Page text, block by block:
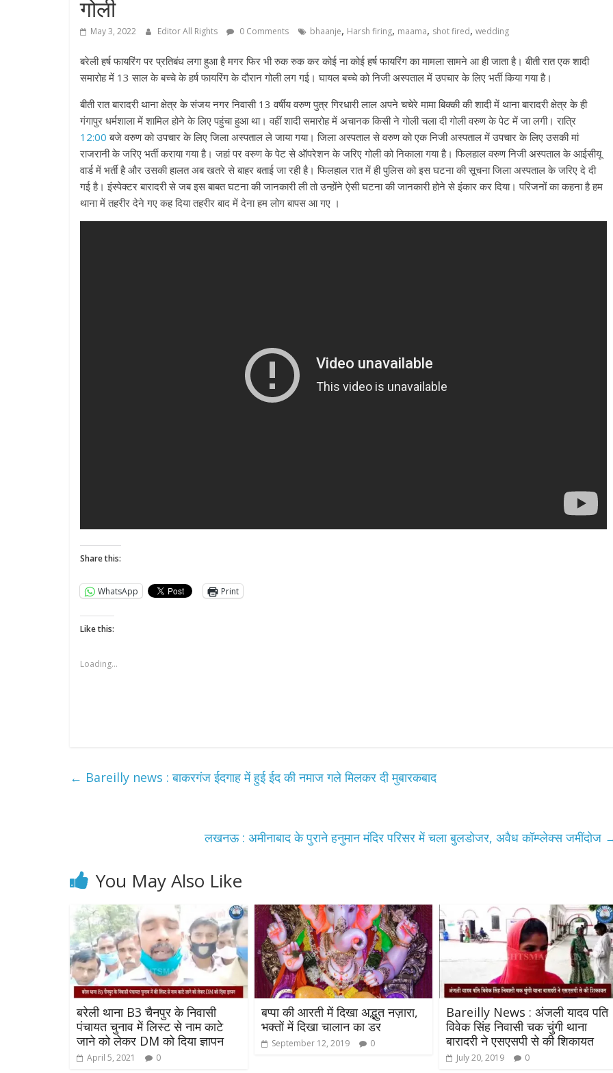
गोली
May 3, 2022 Editor All Rights 0 Comments bhaanje, Harsh firing, maama, shot fired, wedding
बरेली हर्ष फायरिंग पर प्रतिबंध लगा हुआ है मगर फिर भी रुक रुक कर कोई ना कोई हर्ष फायरिंग का मामला सामने आ ही जाता है। बीती रात एक शादी
समारोह में 13 साल के बच्चे के हर्ष फायरिंग के दौरान गोली लग गई। घायल बच्चे को निजी अस्पताल में उपचार के लिए भर्ती किया गया है।
बीती रात बारादरी थाना क्षेत्र के संजय नगर निवासी 13 वर्षीय वरुण पुत्र गिरधारी लाल अपने चचेरे मामा बिक्की की शादी में थाना बारादरी क्षेत्र के ही
गंगापुर धर्मशाला में शामिल होने के लिए पहुंचा हुआ था। वहीं शादी समारोह में अचानक किसी ने गोली चला दी गोली वरुण के पेट में जा लगी। रात्रि
12:00 बजे वरुण को उपचार के लिए जिला अस्पताल ले जाया गया। जिला अस्पताल से वरुण को एक निजी अस्पताल में उपचार के लिए उसकी मां
राजरानी के जरिए भर्ती कराया गया है। जहां पर वरुण के पेट से ऑपरेशन के जरिए गोली को निकाला गया है। फिलहाल वरुण निजी अस्पताल के आईसीयू
वार्ड में भर्ती है और उसकी हालत अब खतरे से बाहर बताई जा रही है। फिलहाल रात में ही पुलिस को इस घटना की सूचना जिला अस्पताल के जरिए दे दी
गई है। इंस्पेक्टर बारादरी से जब इस बाबत घटना की जानकारी ली तो उन्होंने ऐसी घटना की जानकारी होने से इंकार कर दिया। परिजनों का कहना है हम
थाना में तहरीर देने गए कह दिया तहरीर बाद में देना हम लोग बापस आ गए ।
Share this:
WhatsApp Print
Like this:
Loading...
← Bareilly news : बाकरगंज ईदगाह में हुई ईद की नमाज गले मिलकर दी मुबारकबाद
लखनऊ : अमीनाबाद के पुराने हनुमान मंदिर परिसर में चला बुलडोजर, अवैध कॉम्प्लेक्स जमींदोज
You May Also Like
बरेली थाना B3 चैनपुर के निवासी
पंचायत चुनाव में लिस्ट से नाम काटे
जाने को लेकर DM को दिया ज्ञापन
April 5, 2021 0
बप्पा की आरती में दिखा अद्भुत नज़ारा,
भक्तों में दिखा चालान का डर
September 12, 2019 0
Bareilly News : अंजली यादव पति
विवेक सिंह निवासी चक चुंगी थाना
बारादरी ने एसएसपी से की शिकायत
July 20, 2019 0
Pradesh
प्रथम आगमन पर नवनियुक्त प्रदेश
उपाध्यक्ष सोनू बाल्मीकि का किया गया
स्वागत
August 6, 2021 Editor All Rights 0
समाजवादी पार्टी ने किया महंगाई
खिलाफ प्रदर्शन
August 4, 2021 Editor All Rights